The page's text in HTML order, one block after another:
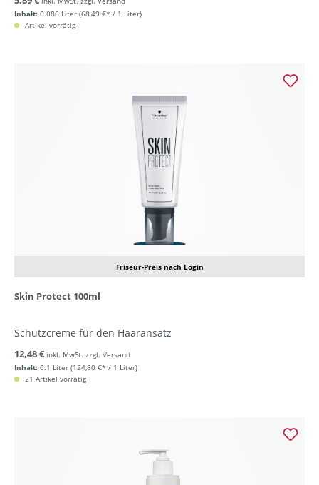
Inhalt: 0.086 Liter (68,49 €* / 1 Liter)
Artikel vorrätig
Friseur-Preis nach Login
Skin Protect 100ml
Schutzcreme für den Haaransatz
Inhalt: 0.1 Liter (124,80 €* / 1 Liter)
12,48 € inkl. MwSt. zzgl. Versand
21 Artikel vorrätig